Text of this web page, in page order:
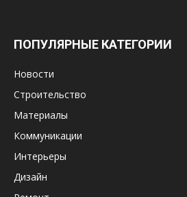
ПОПУЛЯРНЫЕ КАТЕГОРИИ
Новости
Строительство
Материалы
Коммуникации
Интерьеры
Дизайн